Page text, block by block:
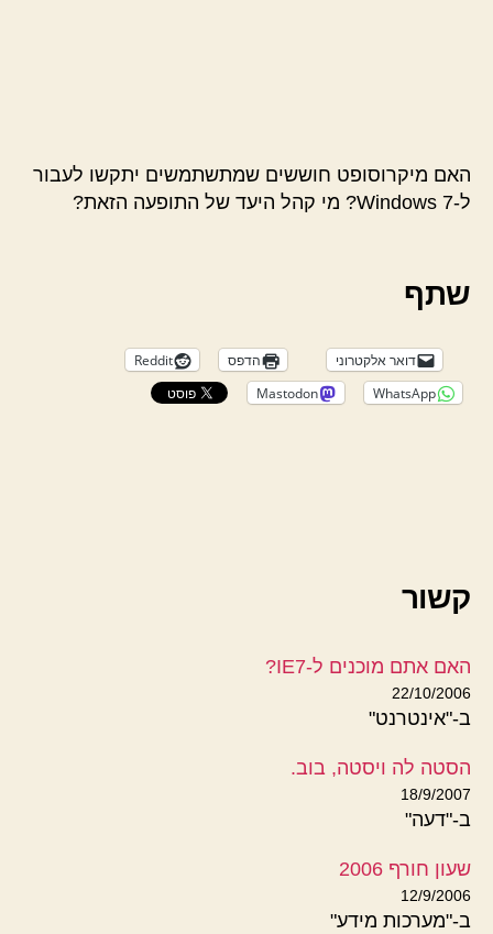
האם מיקרוסופט חוששים שמתשתמשים יתקשו לעבור
ל-Windows 7? מי קהל היעד של התופעה הזאת?
שתף
דואר אלקטרוני הדפס
Reddit
WhatsApp
Mastodon
קשור
האם אתם מוכנים ל-IE7?
22/10/2006
ב-"אינטרנט"
הסטה לה ויסטה, בוב.
18/9/2007
ב-"דעה"
שעון חורף 2006
12/9/2006
ב-"מערכות מידע"